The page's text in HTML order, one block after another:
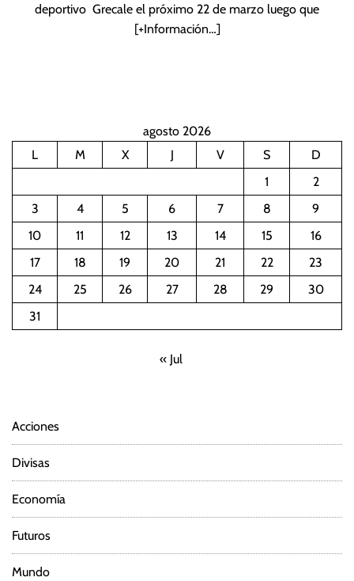
deportivo Grecale el próximo 22 de marzo luego que
[+Información…]
agosto 2026
L
M X J V S
D
1
2
3
4 5 6 7 8
9
10
11 12 13 14 15
16
17
18 19 20 21 22
23
24
25 26 27 28 29
30
31
« Jul
Acciones
Divisas
Economía
Futuros
Mundo